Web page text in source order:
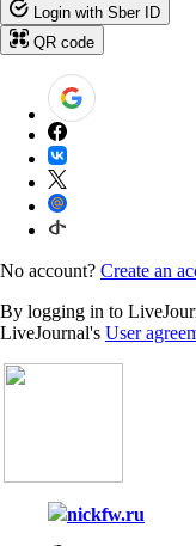
Login with Sber ID
QR code
No account? Create an
By logging in to
LiveJournal's User
nickfw.ru